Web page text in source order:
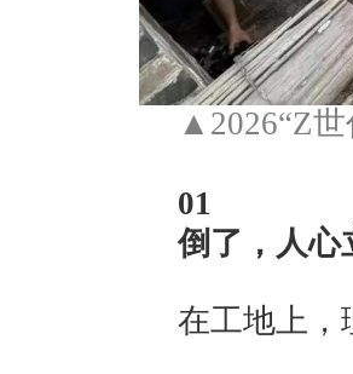
▲2026“Z
01
倒了，人心
在工地上，